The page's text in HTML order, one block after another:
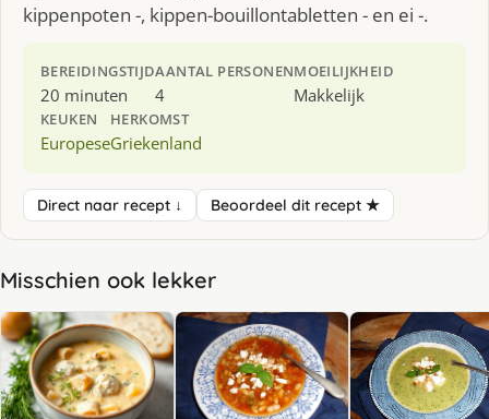
kippenpoten -, kippen-bouillontabletten - en ei -.
BEREIDINGSTIJD
20 minuten
AANTAL PERSONEN
4
MOEILIJKHEID
Makkelijk
KEUKEN
Europese
HERKOMST
Griekenland
Direct naar recept ↓ Beoordeel dit recept ★
Misschien ook lekker